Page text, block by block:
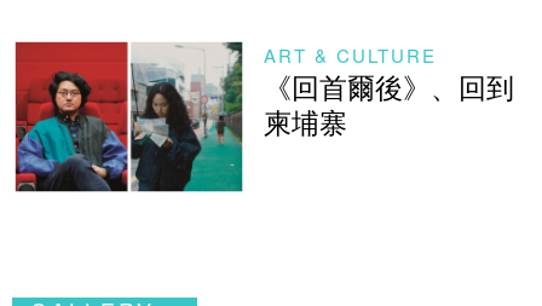
ART & CULTURE
《回首爾後》、回到
柬埔寨